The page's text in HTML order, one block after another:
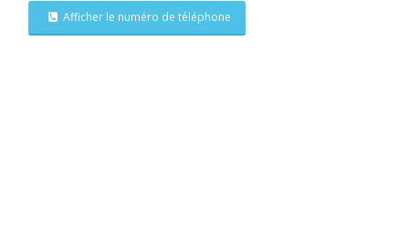
Afficher le numéro de téléphone